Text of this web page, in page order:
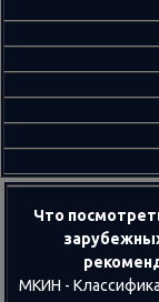
Что
МКИН -